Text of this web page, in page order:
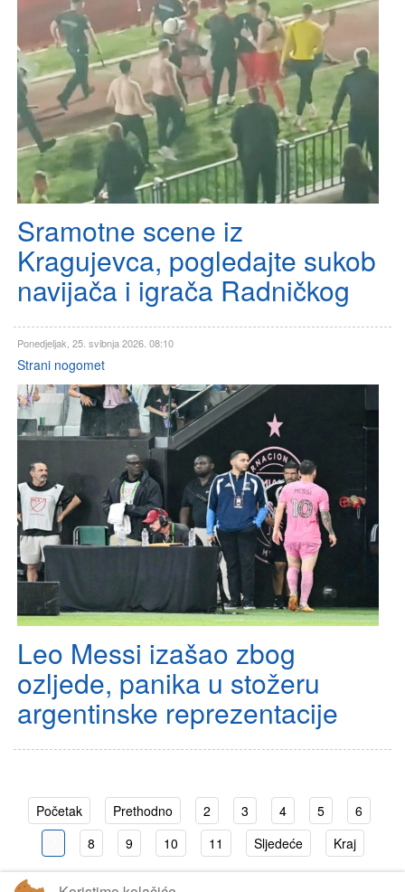
Sramotne scene iz
Kragujevca, pogledajte sukob
navijača i igrača Radničkog
Ponedjeljak, 25. svibnja 2026. 08:10
Strani nogomet
Leo Messi izašao zbog
ozljede, panika u stožeru
argentinske reprezentacije
Početak Prethodno 2 3 4 5
6
8 9 10 11 Sljedeće Kraj